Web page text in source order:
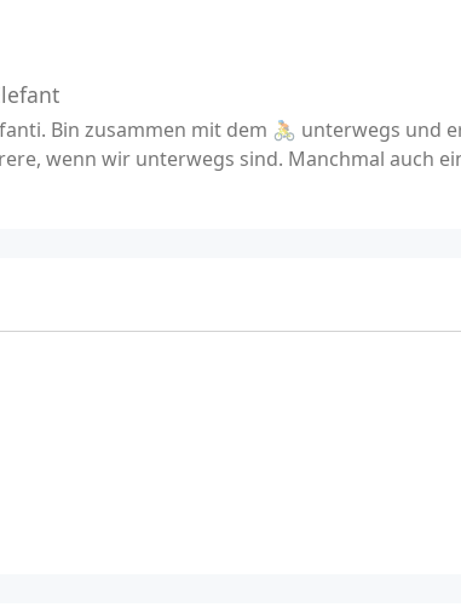
Bin zusammen mit dem 🚴 unterwegs und
wenn wir unterwegs sind. Manchmal auch